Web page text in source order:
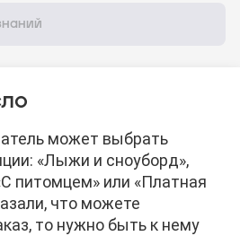
может выбрать
«Лыжи и сноуборд»,
питомцем» или «Платная
что можете
то нужно быть к нему